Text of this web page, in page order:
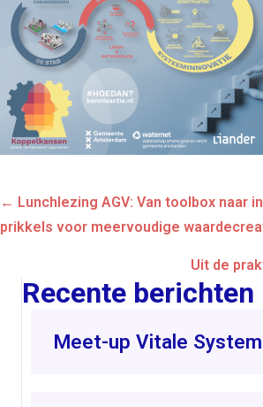
Posts
navigation
← Lunchlezing AGV: Van toolbox naar
prikkels voor meervoudige
Uit de
Recente berichten
Meet-up Vitale